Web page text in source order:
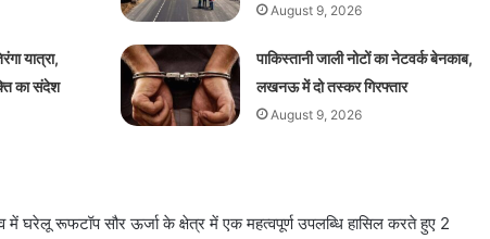
August 9, 2026
यात्रा,
का संदेश
पाकिस्तानी जाली नोटों का नेटवर्क बेनकाब,
लखनऊ में दो तस्कर गिरफ्तार
August 9, 2026
में घरेलू रूफटॉप सौर ऊर्जा के क्षेत्र में एक महत्वपूर्ण उपलब्धि हासिल करते हुए 2